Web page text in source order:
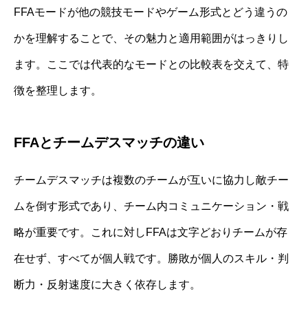
FFAモードが他の競技モードやゲーム形式とどう違うの
かを理解することで、その魅力と適用範囲がはっきりし
ます。ここでは代表的なモードとの比較表を交えて、特
徴を整理します。
FFAとチームデスマッチの違い
チームデスマッチは複数のチームが互いに協力し敵チー
ムを倒す形式であり、チーム内コミュニケーション・戦
略が重要です。これに対しFFAは文字どおりチームが存
在せず、すべてが個人戦です。勝敗が個人のスキル・判
断力・反射速度に大きく依存します。